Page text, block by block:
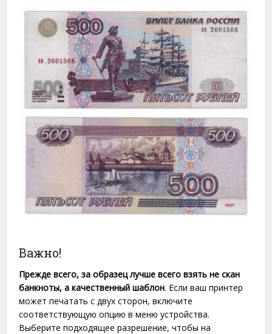
Важно!
Прежде всего, за образец лучше всего взять не скан
банкноты, а качественный шаблон. Если ваш принтер
может печатать с двух сторон, включите
соответствующую опцию в меню устройства.
Выберите подходящее разрешение, чтобы на